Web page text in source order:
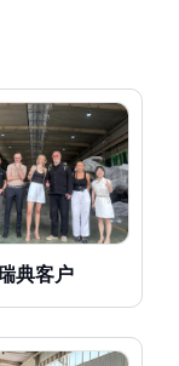
典客户